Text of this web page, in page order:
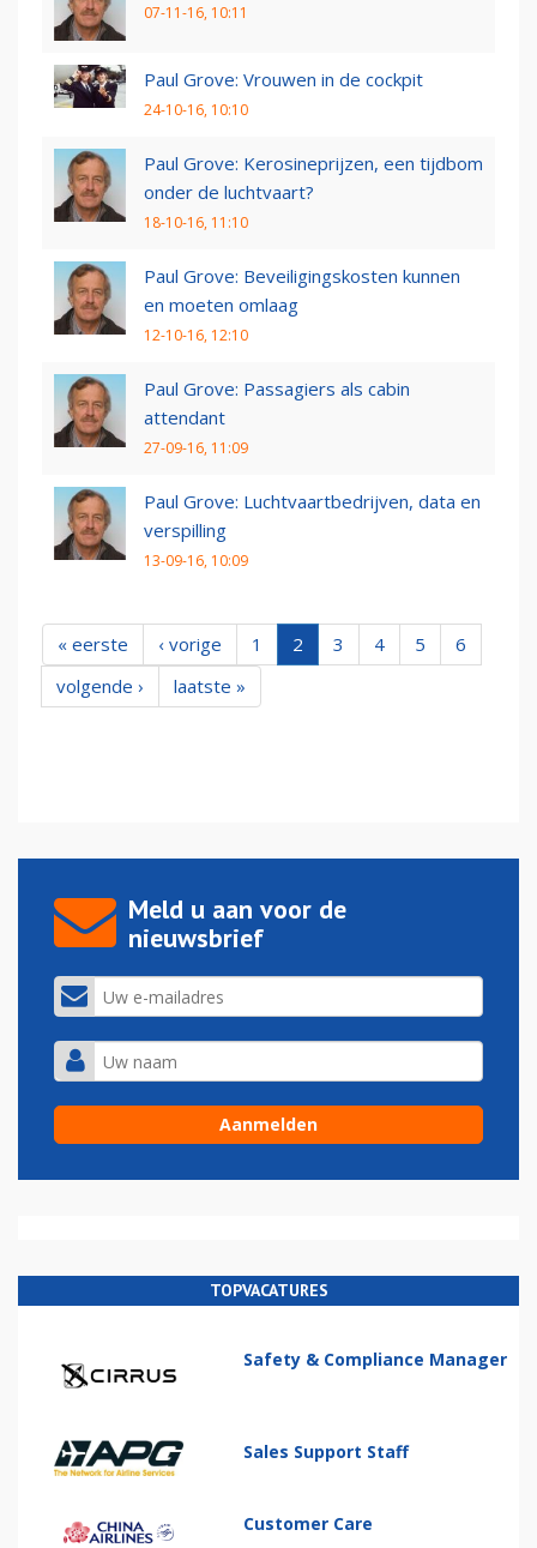
07-11-16, 10:11
Paul Grove: Vrouwen in de cockpit
24-10-16, 10:10
Paul Grove: Kerosineprijzen, een tijdbom
onder de luchtvaart?
18-10-16, 11:10
Paul Grove: Beveiligingskosten kunnen
en moeten omlaag
12-10-16, 12:10
Paul Grove: Passagiers als cabin
attendant
27-09-16, 11:09
Paul Grove: Luchtvaartbedrijven, data en
verspilling
13-09-16, 10:09
« eerste ‹ vorige 1 2 3 4 5
6
volgende ›
laatste »
Meld u aan voor de
nieuwsbrief
TOPVACATURES
Safety & Compliance Manager
Sales Support Staff
Customer Care